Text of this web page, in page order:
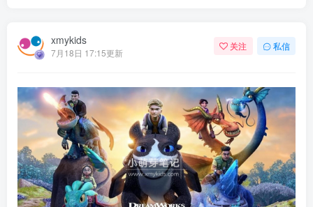
xmykids
7月18日 17:15更新
关注 私信